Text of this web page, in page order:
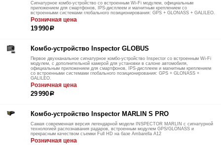
Сигнатурное комбо-устройство со встроенным Wi-Fi модулем, официальным
приложением для смартфонов, IPS-дисплеем и магнитным креплением со
встроенными системами глобального позиционирования: GPS + GLONASS + GALILEO.
Розничная цена
19 990р
Комбо-устройство Inspector GLOBUS
Первое двухканальное сигнатурное комбо-устройство Inspector со встроенным Wi-Fi
модулем, с дополнительной камерой для установки в салоне автомобиля,
официальным приложением для смартфонов, IPS-дисплеем и магнитным креплением
со встроенными системами глобального позиционирования: GPS + GLONASS +
GALILEO.
Розничная цена
29 990р
Комбо-устройство Inspector MARLIN S PRO
Самая современная версия легендарной модели INSPECTOR MARLIN с сигнатурной
технологией распознавания радаров, встроенным модулем GPS/GLONASS и
прекрасным качеством съемки Full HD на базе Ambarella A12
Розничная цена